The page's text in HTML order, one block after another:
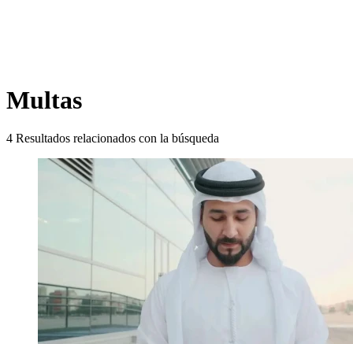
Multas
4 Resultados relacionados con la búsqueda